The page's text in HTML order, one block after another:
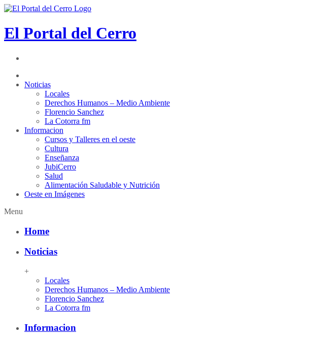
El Portal del Cerro
Noticias
Locales
Derechos Humanos – Medio Ambiente
Florencio Sanchez
La Cotorra fm
Informacion
Cursos y Talleres en el oeste
Cultura
Enseñanza
JubiCerro
Salud
Alimentación Saludable y Nutrición
Oeste en Imágenes
Menu
Home
Noticias
+
Locales
Derechos Humanos – Medio Ambiente
Florencio Sanchez
La Cotorra fm
Informacion